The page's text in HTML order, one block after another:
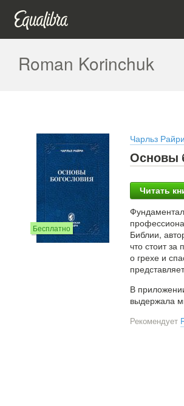
Roman Korinchuk
Бесплатно
Чарльз Райри
Основы
Читать
Библии,
что стоит
о грехе и
В
выдержала
Рекомендует